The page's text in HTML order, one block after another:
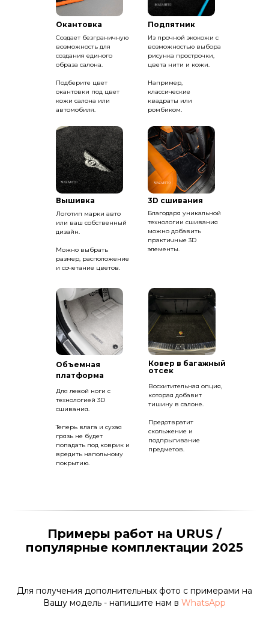
Благодаря уникальной
технологии сшивания
можно добавить
практичные 3D
элементы.
3D сшивания
Вышивка
Логотип марки авто
или ваш собственный
дизайн.
Можно выбрать
размер, расположение
и сочетание цветов.
Создает безграничную
возможность для
создания единого
образа салона.
Подберите цвет
окантовки под цвет
кожи салона или
автомобиля.
Окантовка
Ковер в багажный
отсек
Восхитительная опция,
которая добавит
тишину в салоне.
Предотвратит
скольжение и
подпрыгивание
предметов.
Подпятник
Из прочной экокожи с
возможностью выбора
рисунка прострочки,
цвета нити и кожи.
Например,
классические
квадраты или
ромбиком.
Для левой ноги с
технологией 3D
сшивания.
Теперь влага и сухая
грязь не будет
попадать под коврик и
вредить напольному
покрытию.
Объемная
платформа
Примеры работ на URUS /
популярные комплектации 2025
Для получения дополнительных фото с примерами на
Вашу модель - напишите нам в WhatsApp